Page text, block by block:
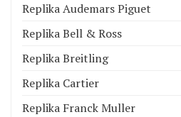
Replika Audemars Piguet
Replika Bell & Ross
Replika Breitling
Replika Cartier
Replika Franck Muller